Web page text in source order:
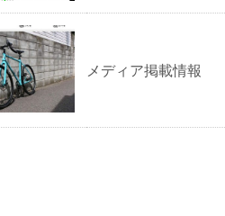
メディア掲載情報